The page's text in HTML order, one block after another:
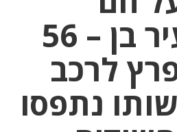
תושב העיר בן – 56
לרכב
נתפסו